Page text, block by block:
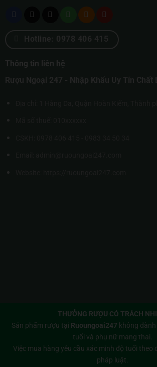
Hotline: 0978 406 415
Thông tin liên hệ
Rượu Ngoại 247 - Nhập Khẩu Uy Tín Chất
THƯỞNG RƯỢU CÓ TRÁCH
Sản phẩm rượu tại Ruoungoai247 không
tuổi và phụ nữ mang thai.
Việc mua hàng yêu cầu xác minh độ tuổi theo
pháp luật.